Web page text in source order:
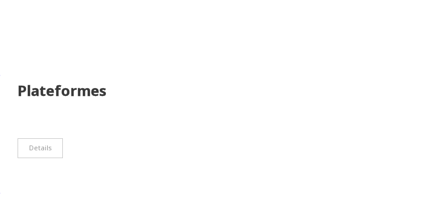
Plateformes
Details